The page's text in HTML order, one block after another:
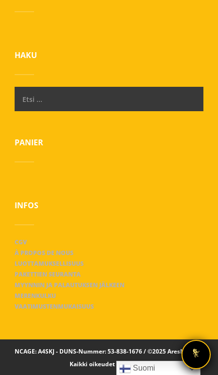
HAKU
PANIER
INFOS
CGV
À PROPOS DE NOUS
LUOTTAMUKSELLISUUS
PAKETTIEN SEURANTA
MYYNNIN JA PALAUTUKSEN JÄLKEEN
MERENKULKU
VAATIMUSTENMUKAISUUS
NCAGE: A4SKJ - DUNS-Nummer: 53-838-1676 / ©2025 AresMaxima
Kaikki oikeudet pidätetään
Suomi